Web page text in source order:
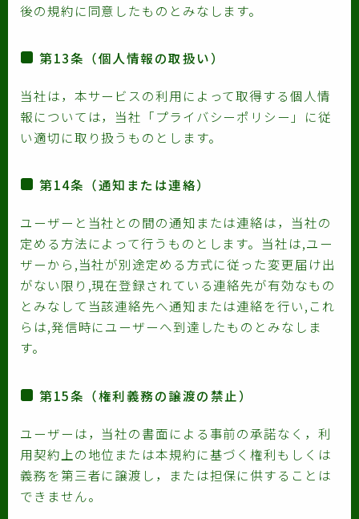
後の規約に同意したものとみなします。
第13条（個人情報の取扱い）
当社は，本サービスの利用によって取得する個人情
報については，当社「プライバシーポリシー」に従
い適切に取り扱うものとします。
第14条（通知または連絡）
ユーザーと当社との間の通知または連絡は，当社の
定める方法によって行うものとします。当社は,ユー
ザーから,当社が別途定める方式に従った変更届け出
がない限り,現在登録されている連絡先が有効なもの
とみなして当該連絡先へ通知または連絡を行い,これ
らは,発信時にユーザーへ到達したものとみなしま
す。
第15条（権利義務の譲渡の禁止）
ユーザーは，当社の書面による事前の承諾なく，利
用契約上の地位または本規約に基づく権利もしくは
義務を第三者に譲渡し，または担保に供することは
できません。